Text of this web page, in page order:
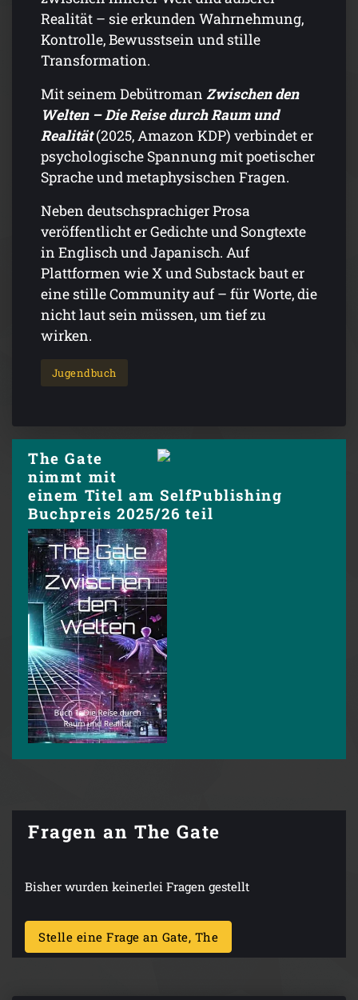
Realität – sie erkunden Wahrnehmung,
Kontrolle, Bewusstsein und stille
Transformation.
Mit seinem Debütroman Zwischen den
Welten – Die Reise durch Raum und
Realität (2025, Amazon KDP) verbindet er
psychologische Spannung mit poetischer
Sprache und metaphysischen Fragen.
Neben deutschsprachiger Prosa
veröffentlicht er Gedichte und Songtexte
in Englisch und Japanisch. Auf
Plattformen wie X und Substack baut er
eine stille Community auf – für Worte, die
nicht laut sein müssen, um tief zu
wirken.
Jugendbuch
The Gate
nimmt mit
einem Titel am SelfPublishing
Buchpreis 2025/26 teil
Fragen an The Gate
Bisher wurden keinerlei Fragen gestellt
Stelle eine Frage an Gate, The